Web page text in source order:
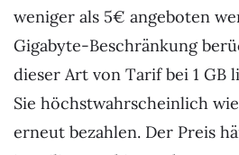
weniger als 5€ angeboten
Gigabyte-Beschränkung
dieser Art von Tarif bei 1 GB
Sie höchstwahrscheinlich
erneut bezahlen. Der Preis